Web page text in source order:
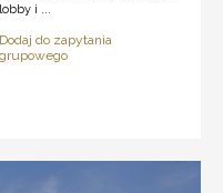
i ...